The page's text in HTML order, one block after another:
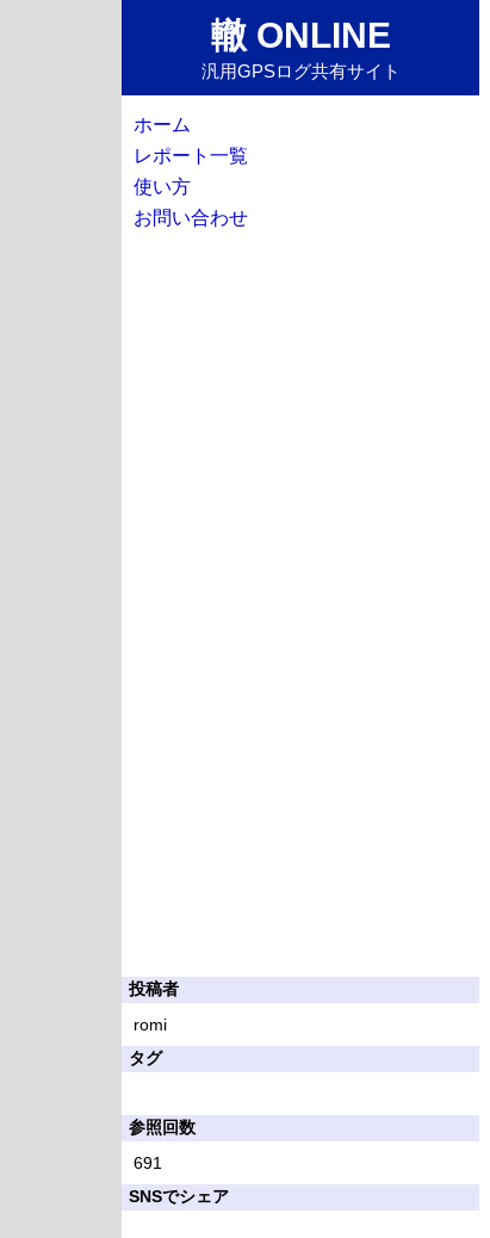
轍 ONLINE
汎用GPSログ共有サイト
ホーム
レポート一覧
使い方
お問い合わせ
投稿者
romi
タグ
参照回数
691
SNSでシェア